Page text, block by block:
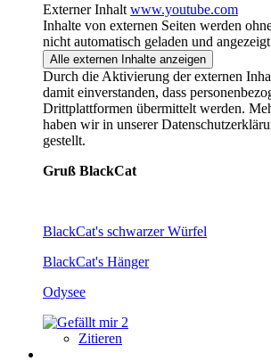
Externer Inhalt www.youtube.com
Inhalte von externen Seiten werden
nicht automatisch geladen und
Alle externen Inhalte anzeigen
Durch die Aktivierung der externen
damit einverstanden, dass
Drittplattformen übermittelt werden.
haben wir in unserer
gestellt.
Gruß BlackCat
BlackCat's schwarzer Würfel
BlackCat's Hänger
Odysee
2
Zitieren